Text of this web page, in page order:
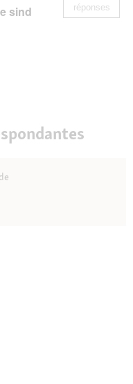
sind
réponses